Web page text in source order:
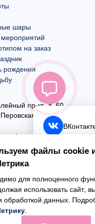
шары
на заказ
рождения
пр-кт, д. 60
д. 59
75
интернет-магазина:
до 21:00
Telegram
файлы cookie
для полноценного
использовать сайт,
обработкой данных.
.